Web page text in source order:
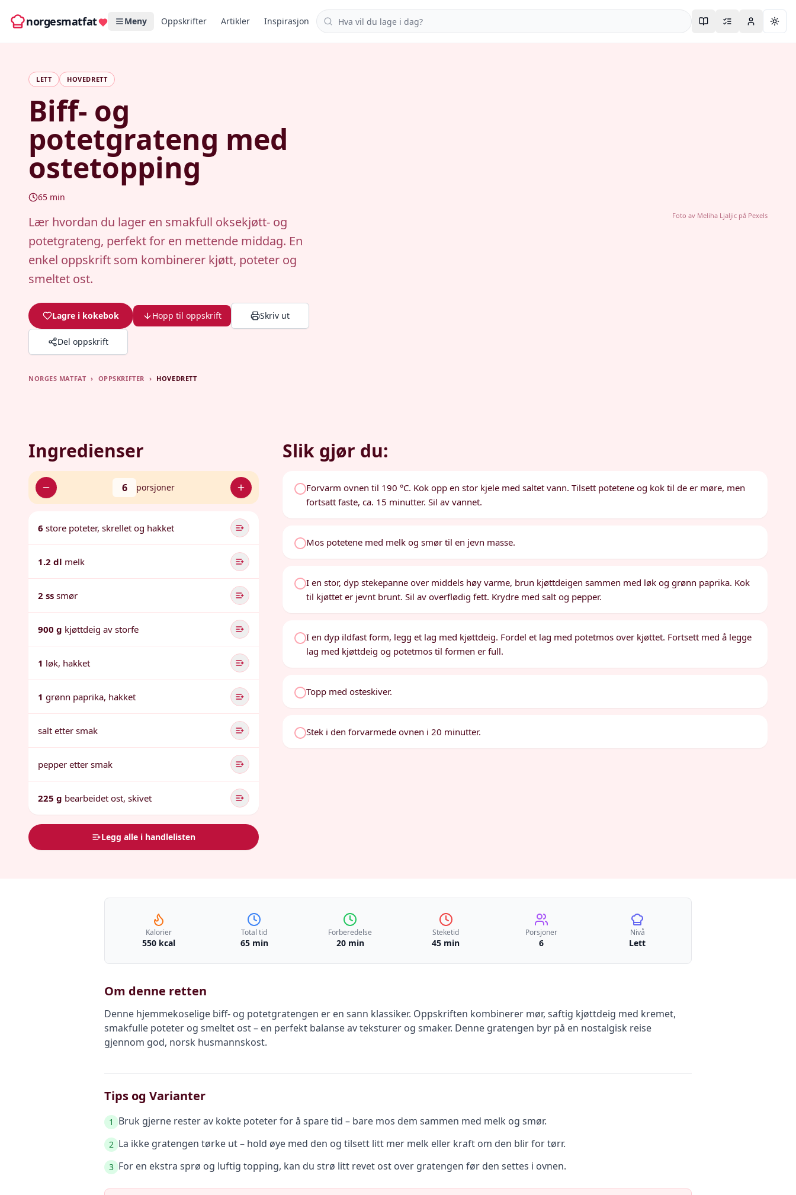
norgesmatfat Meny Oppskrifter Artikler Inspirasjon Søk i oppskrifter
LETT HOVEDRETT
Biff- og
potetgrateng med
ostetopping
65 min
Lær hvordan du lager en smakfull oksekjøtt- og
potetgrateng, perfekt for en mettende middag. En
enkel oppskrift som kombinerer kjøtt, poteter og
smeltet ost.
Lagre i kokebok Hopp til oppskrift Skriv ut
Del oppskrift
Foto av Meliha Ljaljicpå Pexels
NORGES MATFAT › OPPSKRIFTER › HOVEDRETT
Ingredienser
6 porsjoner
6 store poteter, skrellet og hakket
1.2 dl melk
2 ss smør
900 g kjøttdeig av storfe
1 løk, hakket
1 grønn paprika, hakket
salt etter smak
pepper etter smak
225 g bearbeidet ost, skivet
Legg alle i handlelisten
Slik gjør du:
Forvarm ovnen til 190 °C. Kok opp en stor kjele med saltet vann. Tilsett potetene og kok til de er møre, men
fortsatt faste, ca. 15 minutter. Sil av vannet.
Mos potetene med melk og smør til en jevn masse.
I en stor, dyp stekepanne over middels høy varme, brun kjøttdeigen sammen med løk og grønn paprika. Kok
til kjøttet er jevnt brunt. Sil av overflødig fett. Krydre med salt og pepper.
I en dyp ildfast form, legg et lag med kjøttdeig. Fordel et lag med potetmos over kjøttet. Fortsett med å legge
lag med kjøttdeig og potetmos til formen er full.
Topp med osteskiver.
Stek i den forvarmede ovnen i 20 minutter.
Kalorier
550 kcal
Total tid
65 min
Forberedelse
20 min
Steketid
45 min
Porsjoner
6
Nivå
Lett
Om denne retten
Denne hjemmekoselige biff- og potetgratengen er en sann klassiker. Oppskriften kombinerer mør, saftig kjøttdeig med kremet,
smakfulle poteter og smeltet ost – en perfekt balanse av teksturer og smaker. Denne gratengen byr på en nostalgisk reise
gjennom god, norsk husmannskost.
Tips og Varianter
1 Bruk gjerne rester av kokte poteter for å spare tid – bare mos dem sammen med melk og smør.
2 La ikke gratengen tørke ut – hold øye med den og tilsett litt mer melk eller kraft om den blir for tørr.
3 For en ekstra sprø og luftig topping, kan du strø litt revet ost over gratengen før den settes i ovnen.